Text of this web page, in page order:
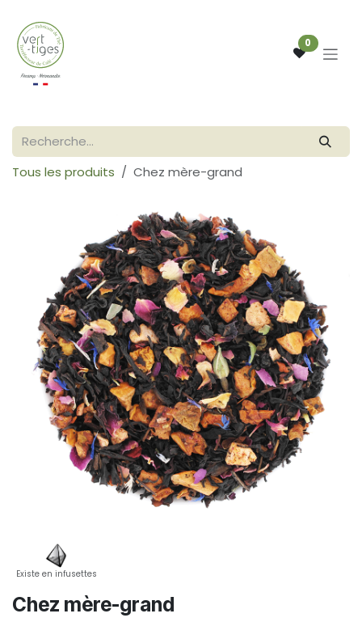
0
Tous les produits Chez mère-grand
Existe en infusettes
Chez mère-grand